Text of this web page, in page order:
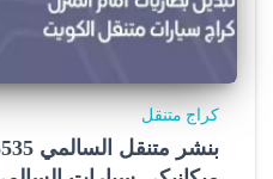
كراج متنقل